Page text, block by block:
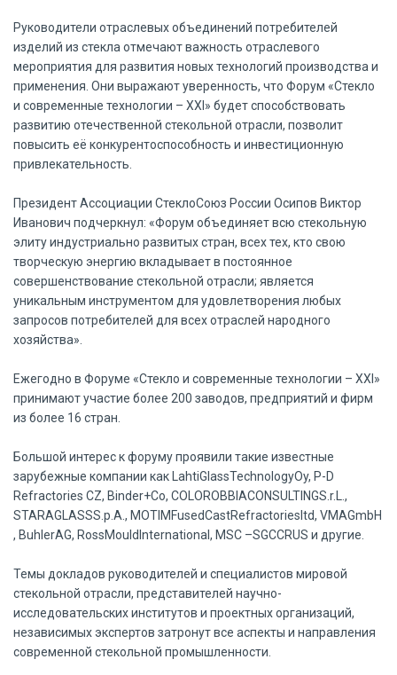
Руководители отраслевых объединений потребителей
изделий из стекла отмечают важность отраслевого
мероприятия для развития новых технологий производства и
применения. Они выражают уверенность, что Форум «Стекло
и современные технологии – XXI» будет способствовать
развитию отечественной стекольной отрасли, позволит
повысить её конкурентоспособность и инвестиционную
привлекательность.
Президент Ассоциации СтеклоСоюз России Осипов Виктор
Иванович подчеркнул: «Форум объединяет всю стекольную
элиту индустриально развитых стран, всех тех, кто свою
творческую энергию вкладывает в постоянное
совершенствование стекольной отрасли; является
уникальным инструментом для удовлетворения любых
запросов потребителей для всех отраслей народного
хозяйства».
Ежегодно в Форуме «Стекло и современные технологии – XXI»
принимают участие более 200 заводов, предприятий и фирм
из более 16 стран.
Большой интерес к форуму проявили такие известные
зарубежные компании как LahtiGlassTechnologyOy, P-D
Refractories CZ, Binder+Co, COLOROBBIACONSULTINGS.r.L.,
STARAGLASSS.p.A., MOTIMFusedCastRefractoriesltd, VMAGmbH
, BuhlerAG, RossMouldInternational, MSC –SGCCRUS и другие.
Темы докладов руководителей и специалистов мировой
стекольной отрасли, представителей научно-
исследовательских институтов и проектных организаций,
независимых экспертов затронут все аспекты и направления
современной стекольной промышленности.